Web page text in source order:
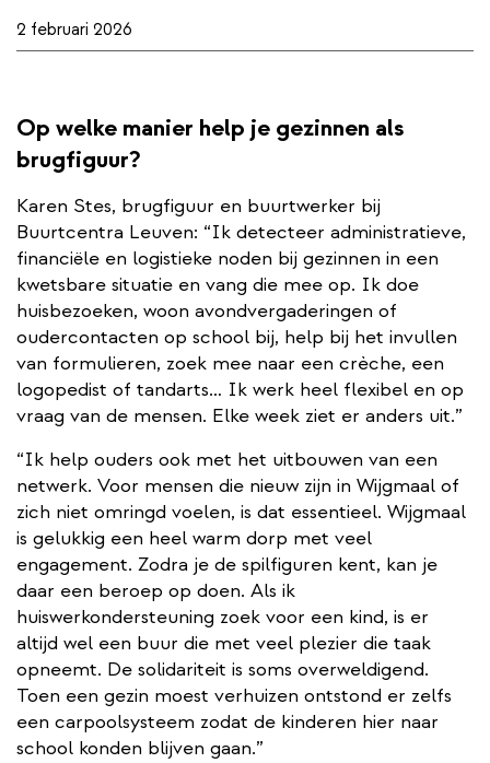
2 februari 2026
Op welke manier help je gezinnen als
brugfiguur?
Karen Stes, brugfiguur en buurtwerker bij
Buurtcentra Leuven: “Ik detecteer administratieve,
financiële en logistieke noden bij gezinnen in een
kwetsbare situatie en vang die mee op. Ik doe
huisbezoeken, woon avondvergaderingen of
oudercontacten op school bij, help bij het invullen
van formulieren, zoek mee naar een crèche, een
logopedist of tandarts… Ik werk heel flexibel en op
vraag van de mensen. Elke week ziet er anders uit.”
“Ik help ouders ook met het uitbouwen van een
netwerk. Voor mensen die nieuw zijn in Wijgmaal of
zich niet omringd voelen, is dat essentieel. Wijgmaal
is gelukkig een heel warm dorp met veel
engagement. Zodra je de spilfiguren kent, kan je
daar een beroep op doen. Als ik
huiswerkondersteuning zoek voor een kind, is er
altijd wel een buur die met veel plezier die taak
opneemt. De solidariteit is soms overweldigend.
Toen een gezin moest verhuizen ontstond er zelfs
een carpoolsysteem zodat de kinderen hier naar
school konden blijven gaan.”